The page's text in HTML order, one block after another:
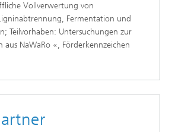
Vollverwertung von
Fermentation und
Teilvorhaben: Untersuchungen zur
aus NaWaRo «, Förderkennzeichen